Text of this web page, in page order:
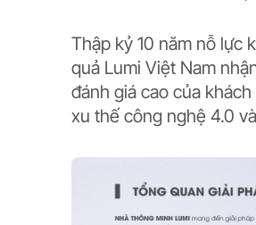
Thập kỷ 10 năm nỗ lực
quả Lumi Việt Nam
đánh giá cao của
xu thế công nghệ 4.0